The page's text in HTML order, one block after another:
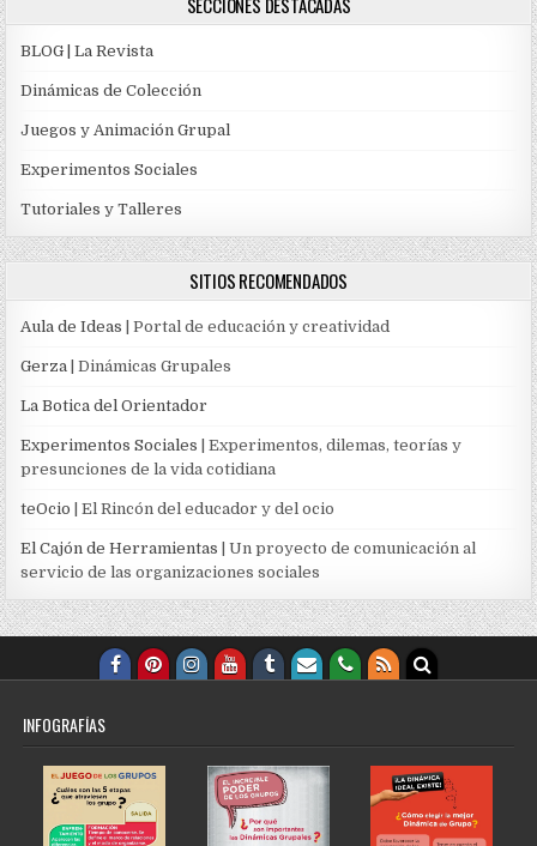
BLOG | La Revista
Dinámicas de Colección
Juegos y Animación Grupal
Experimentos Sociales
Tutoriales y Talleres
SITIOS RECOMENDADOS
Aula de Ideas | Portal de educación y creatividad
Gerza | Dinámicas Grupales
La Botica del Orientador
Experimentos Sociales | Experimentos, dilemas, teorías y
presunciones de la vida cotidiana
teOcio | El Rincón del educador y del ocio
El Cajón de Herramientas | Un proyecto de comunicación al
servicio de las organizaciones sociales
INFOGRAFÍAS